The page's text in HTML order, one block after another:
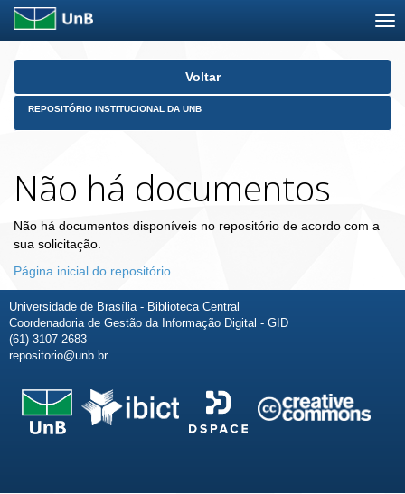
Skip
Voltar
REPOSITÓRIO INSTITUCIONAL DA UNB
Não há documentos
Não há documentos disponíveis no repositório de acordo com a
sua solicitação.
Página inicial do repositório
Universidade de Brasília - Biblioteca Central
Coordenadoria de Gestão da Informação Digital - GID
(61) 3107-2683
repositorio@unb.br